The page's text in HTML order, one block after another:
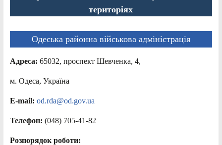
територіях
Одеська районна військова адміністрація
Адреса: 65032, проспект Шевченка, 4,
м. Одеса, Україна
E-mail: od.rda@od.gov.ua
Телефон: (048) 705-41-82
Розпорядок роботи: